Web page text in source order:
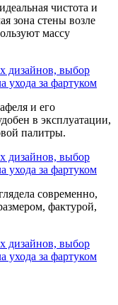
чистота и
зона стены возле
массу
и его
в эксплуатации,
палитры.
современно,
фактурой,